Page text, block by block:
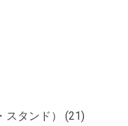
タンド）
(21)